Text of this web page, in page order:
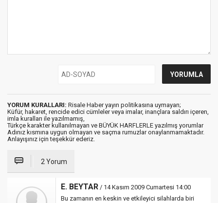
YORUM KURALLARI: Risale Haber yayın politikasına uymayan;
Küfür, hakaret, rencide edici cümleler veya imalar, inançlara saldırı içeren,
imla kuralları ile yazılmamış,
Türkçe karakter kullanılmayan ve BÜYÜK HARFLERLE yazılmış yorumlar
Adınız kısmına uygun olmayan ve saçma rumuzlar onaylanmamaktadır.
Anlayışınız için teşekkür ederiz.
2 Yorum
E. BEYTAR / 14 Kasım 2009 Cumartesi 14:00
Bu zamanın en keskin ve etkileyici silahlarda biri